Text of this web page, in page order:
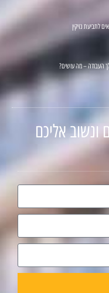
לתביעת נזיקין
העבודה – מה עושים?
אליכם